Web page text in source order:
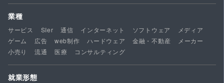
業種
サービス SIer 通信 インターネット ソフトウェア
メディア
ゲーム
広告 web制作 ハードウェア 金融・不動産
メーカー
小売り
流通 医療 コンサルティング
就業形態